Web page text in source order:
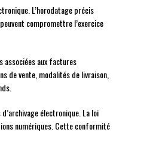
L’horodatage précis
compromettre l’exercice
associées aux factures
de vente, modalités de livraison,
électronique. La loi
numériques. Cette conformité